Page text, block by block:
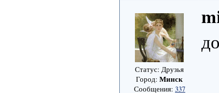
Статус: Друзья
Город:Минск
Сообщения: 337